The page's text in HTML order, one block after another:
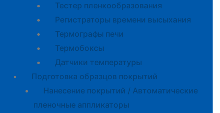
Тестер пленкообразования
Регистраторы времени высыхания
Термографы печи
Термобоксы
Датчики температуры
Подготовка образцов покрытий
Нанесение покрытий / Автоматические
пленочные аппликаторы